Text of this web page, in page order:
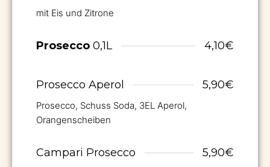
mit Eis und Zitrone
Prosecco 0,1L 4,10€
Prosecco Aperol 5,90€
Prosecco, Schuss Soda, 3EL Aperol,
Orangenscheiben
Campari Prosecco 5,90€